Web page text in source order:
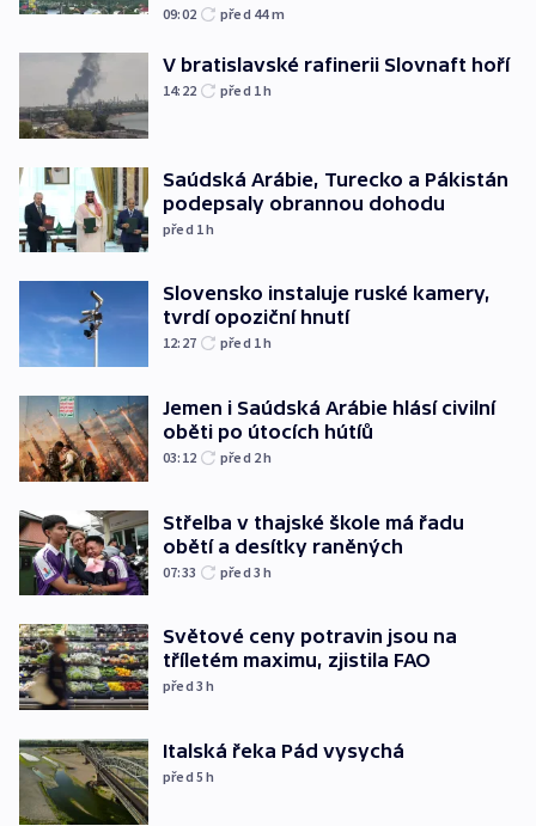
09:02 před 44m
V bratislavské rafinerii Slovnaft hoří
14:22 před 1h
Saúdská Arábie, Turecko a Pákistán
podepsaly obrannou dohodu
před 1h
Slovensko instaluje ruské kamery,
tvrdí opoziční hnutí
12:27 před 1h
Jemen i Saúdská Arábie hlásí civilní
oběti po útocích hútíů
03:12 před 2h
Střelba v thajské škole má řadu
obětí a desítky raněných
07:33 před 3h
Světové ceny potravin jsou na
tříletém maximu, zjistila FAO
před 3h
Italská řeka Pád vysychá
před 5h